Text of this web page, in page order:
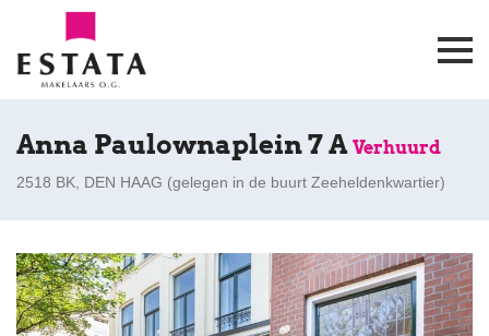
Anna Paulownaplein 7 A Verhuurd
2518 BK, DEN HAAG (gelegen in de buurt Zeeheldenkwartier)